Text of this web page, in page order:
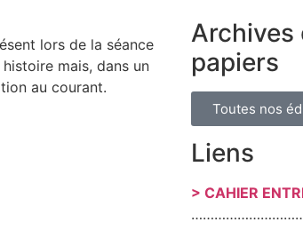
lors de la séance
mais, dans un
au courant.
Archives
papiers
Toutes nos
Liens
> CAHIER